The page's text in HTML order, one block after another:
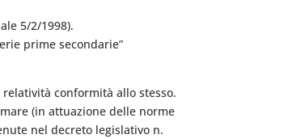
5/2/1998).
prime secondarie”
conformità allo stesso.
(in attuazione delle norme
nel decreto legislativo n.